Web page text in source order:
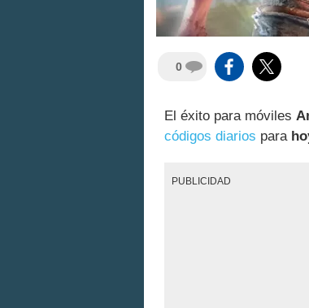
0
El éxito para móviles
códigos diarios para
PUBLICIDAD